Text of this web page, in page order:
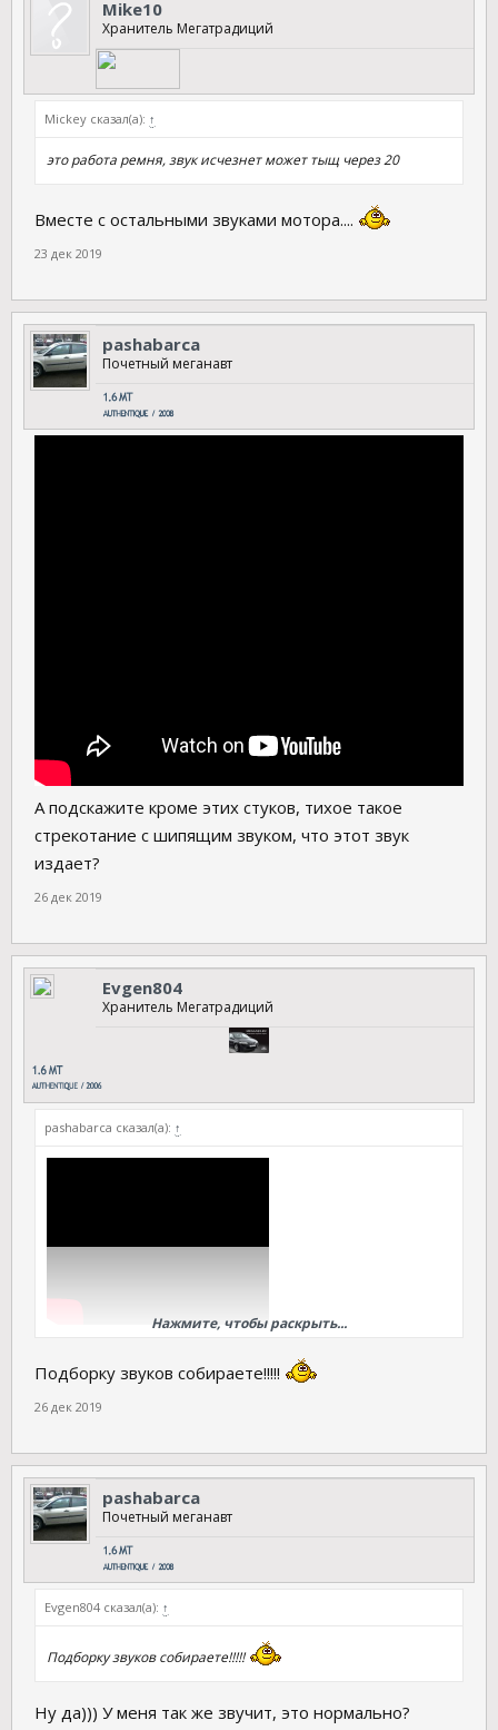
Mike10
Хранитель Мегатрадиций
Mickey сказал(а): ↑
это работа ремня, звук исчезнет может тыщ через 20
Вместе с остальными звуками мотора....
23 дек 2019
pashabarca
Почетный меганавт
А подскажите кроме этих стуков, тихое такое
стрекотание с шипящим звуком, что этот звук
издает?
26 дек 2019
Evgen804
Хранитель Мегатрадиций
pashabarca сказал(а): ↑
шипящим звуком, что этот звук издает?
Нажмите, чтобы раскрыть...
Подборку звуков собираете!!!!!
26 дек 2019
pashabarca
Почетный меганавт
Evgen804 сказал(а): ↑
Подборку звуков собираете!!!!!
Ну да))) У меня так же звучит, это нормально?